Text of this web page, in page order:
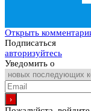
Открыть
Подписаться
авторизуйтесь
Уведомить о